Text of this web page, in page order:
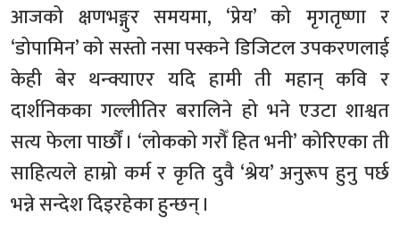
आजको क्षणभङ्गुर समयमा, ‘प्रेय’ को मृगतृष्णा र
‘डोपामिन’ को सस्तो नसा पस्कने डिजिटल उपकरणलाई
केही बेर थन्क्याएर यदि हामी ती महान् कवि र
दार्शनिकका गल्लीतिर बरालिने हो भने एउटा शाश्वत
सत्य फेला पार्छौं । ‘लोकको गरौँ हित भनी’ कोरिएका ती
साहित्यले हाम्रो कर्म र कृति दुवै ‘श्रेय’ अनुरूप हुनु पर्छ
भन्ने सन्देश दिइरहेका हुन्छन् ।